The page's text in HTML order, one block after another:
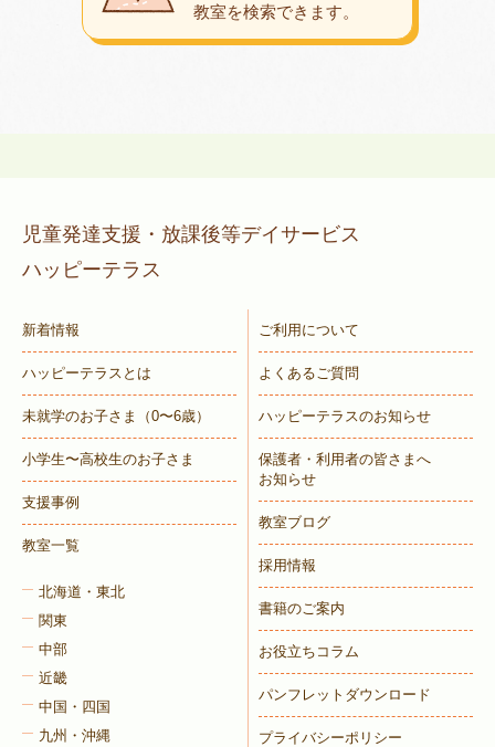
教室を検索できます。
児童発達支援・放課後等デイサービス
ハッピーテラス
新着情報
ハッピーテラスとは
未就学のお子さま （0〜6歳）
小学生〜高校生のお子さま
支援事例
教室一覧
北海道・東北
関東
中部
近畿
中国・四国
九州・沖縄
ご利用について
よくあるご質問
ハッピーテラスのお知らせ
保護者・利用者の皆さまへ
お知らせ
教室ブログ
採用情報
書籍のご案内
お役立ちコラム
パンフレットダウンロード
プライバシーポリシー